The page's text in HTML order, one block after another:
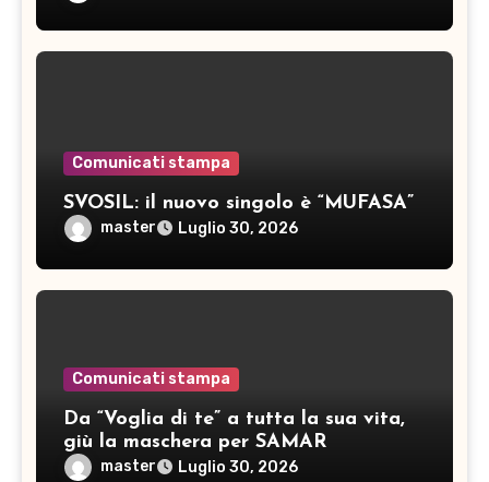
Comunicati stampa
SVOSIL: il nuovo singolo è “MUFASA”
master Luglio 30, 2026
Comunicati stampa
Da “Voglia di te” a tutta la sua vita,
giù la maschera per SAMAR
master Luglio 30, 2026